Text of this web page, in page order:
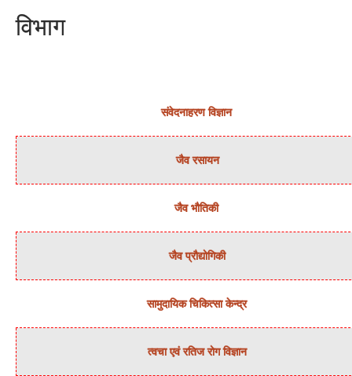
विभाग
संवेदनाहरण विज्ञान
जैव रसायन
जैव भौतिकी
जैव प्रौद्योगिकी
सामुदायिक चिकित्‍सा केन्‍द्र
त्‍वचा एवं रतिज रोग विज्ञान